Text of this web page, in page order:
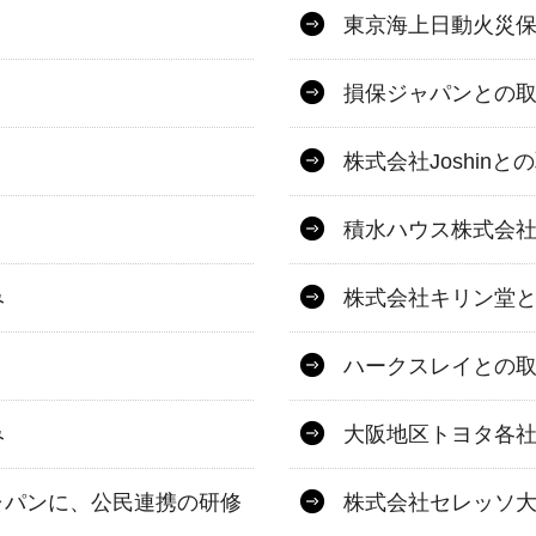
東京海上日動火災
損保ジャパンとの
株式会社Joshinと
積水ハウス株式会
株式会社キリン堂
ハークスレイとの
大阪地区トヨタ各
ンに、公民連携の研修 株式会社セレッソ